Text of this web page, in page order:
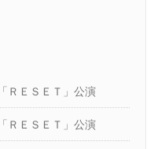
ＲＥＳＥＴ」公演
ＲＥＳＥＴ」公演